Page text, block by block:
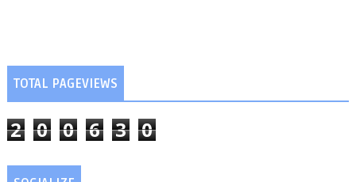
TOTAL PAGEVIEWS
2 0 0 6 3 0